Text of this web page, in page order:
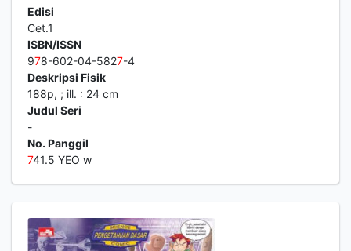
Edisi
Cet.1
ISBN/ISSN
978-602-04-5827-4
Deskripsi Fisik
188p, ; ill. : 24 cm
Judul Seri
-
No. Panggil
741.5 YEO w